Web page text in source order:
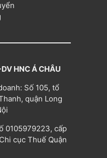
HNC Á CHÂU
Số 105, tổ
quận Long
0105979223, cấp
cục Thuế Quận